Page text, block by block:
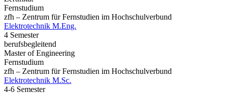
Fernstudium
zfh – Zentrum für Fernstudien im Hochschulverbund
Elektrotechnik M.Eng.
4 Semester
berufsbegleitend
Master of Engineering
Fernstudium
zfh – Zentrum für Fernstudien im Hochschulverbund
Elektrotechnik M.Sc.
4-6 Semester